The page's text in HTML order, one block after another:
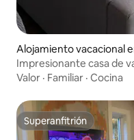
Alojamiento vacacional
Impresionante casa de
jacuzzi
Valor · Familiar · Cocina
Superanfitrión
Superanfitrión